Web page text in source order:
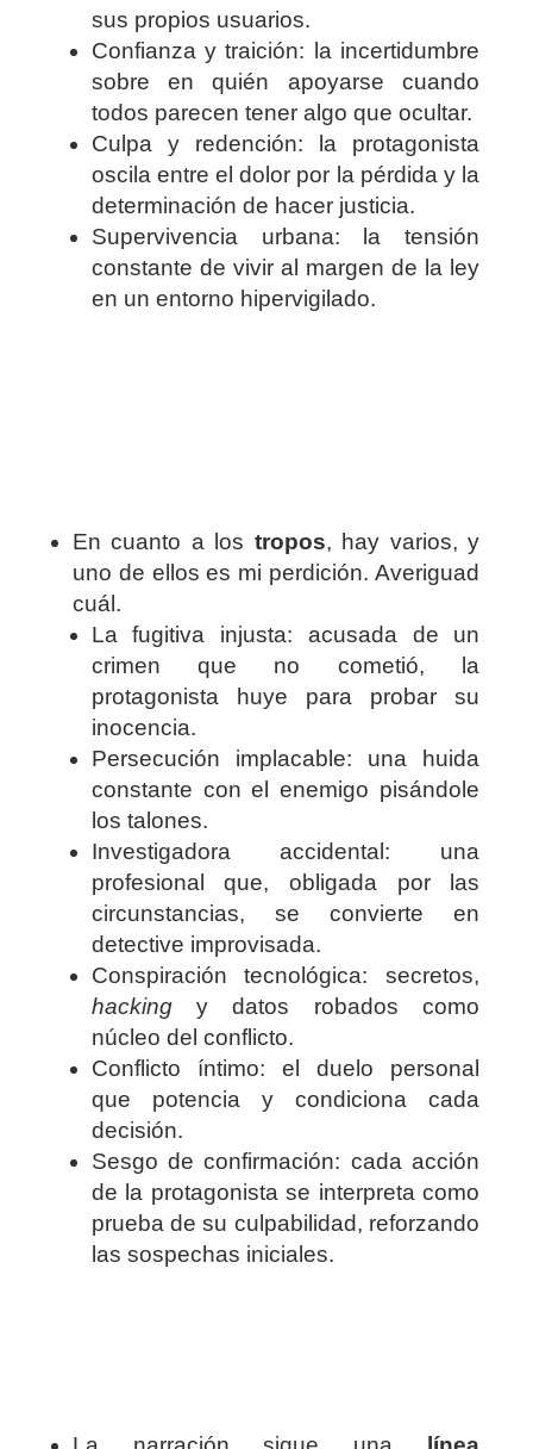
sus propios usuarios.
Confianza y traición: la incertidumbre
sobre en quién apoyarse cuando
todos parecen tener algo que ocultar.
Culpa y redención: la protagonista
oscila entre el dolor por la pérdida y la
determinación de hacer justicia.
Supervivencia urbana: la tensión
constante de vivir al margen de la ley
en un entorno hipervigilado.
En cuanto a los tropos, hay varios, y
uno de ellos es mi perdición. Averiguad
cuál.
La fugitiva injusta: acusada de un
crimen que no cometió, la
protagonista huye para probar su
inocencia.
Persecución implacable: una huida
constante con el enemigo pisándole
los talones.
Investigadora accidental: una
profesional que, obligada por las
circunstancias, se convierte en
detective improvisada.
Conspiración tecnológica: secretos,
hackingy datos robados como
núcleo del conflicto.
Conflicto íntimo: el duelo personal
que potencia y condiciona cada
decisión.
Sesgo de confirmación: cada acción
de la protagonista se interpreta como
prueba de su culpabilidad, reforzando
las sospechas iniciales.